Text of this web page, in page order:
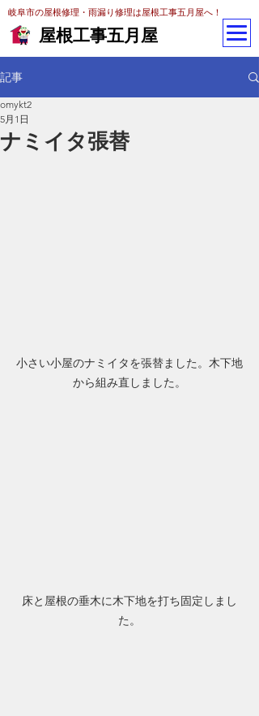
岐阜市の屋根修理・雨漏り修理は屋根工事五月屋へ！
屋根工事五月屋
記事
ナミイタ張替
omykt2
5月1日
小さい小屋のナミイタを張替ました。木下地
から組み直しました。
床と屋根の垂木に木下地を打ち固定しまし
た。